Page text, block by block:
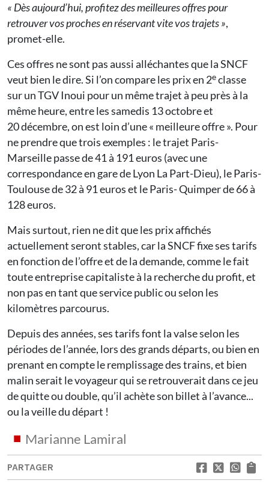
« Dès aujourd’hui, profitez des meilleures offres pour
retrouver vos proches en réservant vite vos trajets »,
promet-elle.
Ces offres ne sont pas aussi alléchantes que la SNCF
veut bien le dire. Si l’on compare les prix en 2eclasse
sur un TGV Inoui pour un même trajet à peu près à la
même heure, entre les samedis 13 octobre et
20 décembre, on est loin d’une « meilleure offre ». Pour
ne prendre que trois exemples : le trajet Paris-
Marseille passe de 41 à 191 euros (avec une
correspondance en gare de Lyon La Part-Dieu), le Paris-
Toulouse de 32 à 91 euros et le Paris- Quimper de 66 à
128 euros.
Mais surtout, rien ne dit que les prix affichés
actuellement seront stables, car la SNCF fixe ses tarifs
en fonction de l’offre et de la demande, comme le fait
toute entreprise capitaliste à la recherche du profit, et
non pas en tant que service public ou selon les
kilomètres parcourus.
Depuis des années, ses tarifs font la valse selon les
périodes de l’année, lors des grands départs, ou bien en
prenant en compte le remplissage des trains, et bien
malin serait le voyageur qui se retrouverait dans ce jeu
de quitte ou double, qu’il achète son billet à l’avance...
ou la veille du départ !
Marianne Lamiral
PARTAGER